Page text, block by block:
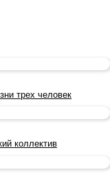
трех человек
коллектив